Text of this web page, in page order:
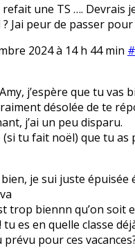
refait une TS …. Devrais
? Jai peur de passer
2024 à 14 h 44 min
j’espère que tu vas
désolée de te
j’ai un peu disparu.
(si tu fait noël) que tu as
je sui juste
trop biennn qu’on soit
es en quelle classe
prévu pour ces